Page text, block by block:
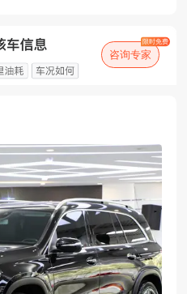
咨询专家
限时免费